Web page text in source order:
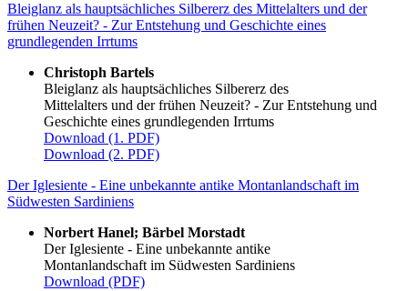
Bleiglanz als hauptsächliches Silbererz des Mittelalters und der
frühen Neuzeit? - Zur Entstehung und Geschichte eines
grundlegenden Irrtums
Christoph Bartels
Bleiglanz als hauptsächliches Silbererz des
Mittelalters und der frühen Neuzeit? - Zur Entstehung und
Geschichte eines grundlegenden Irrtums
Download (1. PDF)
Download (2. PDF)
Der Iglesiente - Eine unbekannte antike Montanlandschaft im
Südwesten Sardiniens
Norbert Hanel; Bärbel Morstadt
Der Iglesiente - Eine unbekannte antike
Montanlandschaft im Südwesten Sardiniens
Download (PDF)